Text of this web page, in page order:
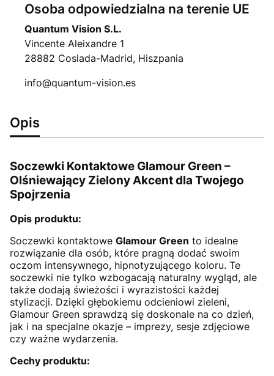
Osoba odpowiedzialna na terenie UE
Quantum Vision S.L.
Vincente Aleixandre 1
28882 Coslada-Madrid, Hiszpania
info@quantum-vision.es
Opis
Soczewki Kontaktowe Glamour Green –
Olśniewający Zielony Akcent dla Twojego
Spojrzenia
Opis produktu:
Soczewki kontaktowe Glamour Green to idealne
rozwiązanie dla osób, które pragną dodać swoim
oczom intensywnego, hipnotyzującego koloru. Te
soczewki nie tylko wzbogacają naturalny wygląd, ale
także dodają świeżości i wyrazistości każdej
stylizacji. Dzięki głębokiemu odcieniowi zieleni,
Glamour Green sprawdzą się doskonale na co dzień,
jak i na specjalne okazje – imprezy, sesje zdjęciowe
czy ważne wydarzenia.
Cechy produktu: